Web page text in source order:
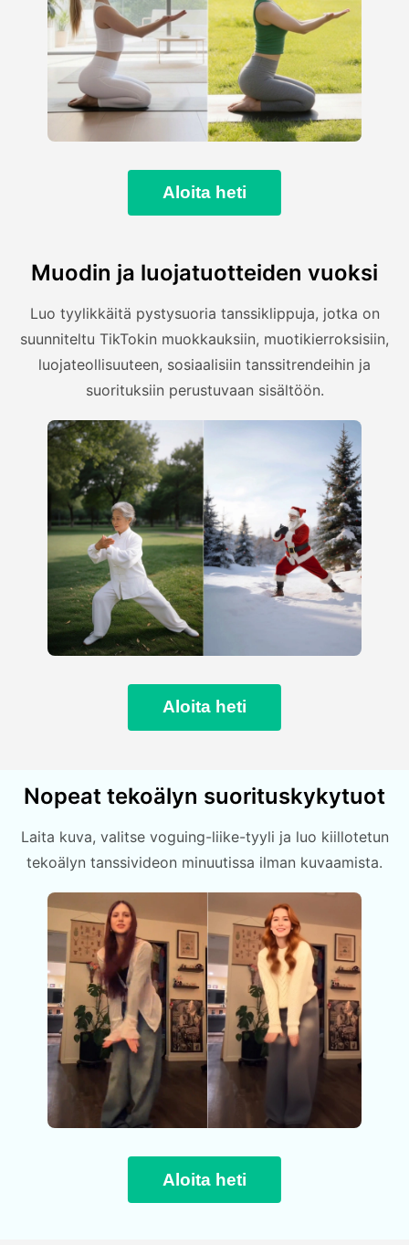
Aloita heti
Muodin ja luojatuotteiden vuoksi
Luo tyylikkäitä pystysuoria tanssiklippuja, jotka on
suunniteltu TikTokin muokkauksiin, muotikierroksisiin,
luojateollisuuteen, sosiaalisiin tanssitrendeihin ja
suorituksiin perustuvaan sisältöön.
Aloita heti
Nopeat tekoälyn suorituskykytuot
Laita kuva, valitse voguing-liike-tyyli ja luo kiillotetun
tekoälyn tanssivideon minuutissa ilman kuvaamista.
Aloita heti